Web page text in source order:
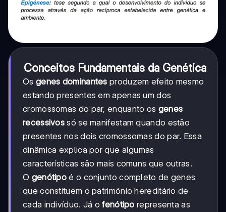
Conceitos Fundamentais da Genética
Os genes dominantes produzem efeito mesmo
estando presentes em apenas um dos
cromossomas do par, enquanto os genes
recessivos só se manifestam quando estão
presentes nos dois cromossomas do par. Essa
dinâmica explica por que algumas
características são mais comuns que outras.
O genótipo é o conjunto completo de genes
que constituem o património hereditário de
cada indivíduo. Já ofenótipo representa as